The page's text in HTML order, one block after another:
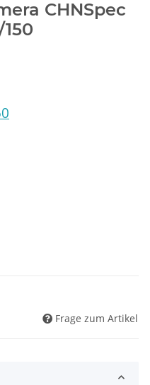
CHNSpec
Frage zum Artikel